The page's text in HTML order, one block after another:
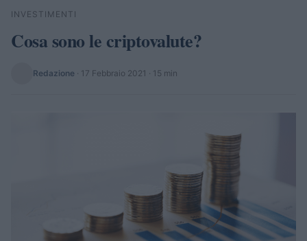
Cerca
INVESTIMENTI
Cosa sono le criptovalute?
Redazione · 17 Febbraio 2021 · 15 min